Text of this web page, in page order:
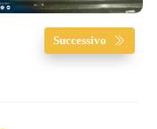
Successivo